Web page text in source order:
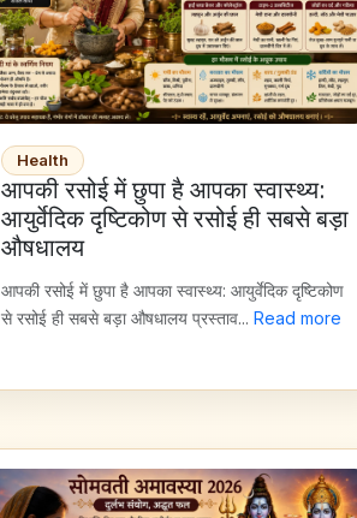
Health
आपकी रसोई में छुपा है आपका स्वास्थ्य:
आयुर्वेदिक दृष्टिकोण से रसोई ही सबसे बड़ा
औषधालय
आपकी रसोई में छुपा है आपका स्वास्थ्य: आयुर्वेदिक दृष्टिकोण
से रसोई ही सबसे बड़ा औषधालय प्रस्ताव... Read more